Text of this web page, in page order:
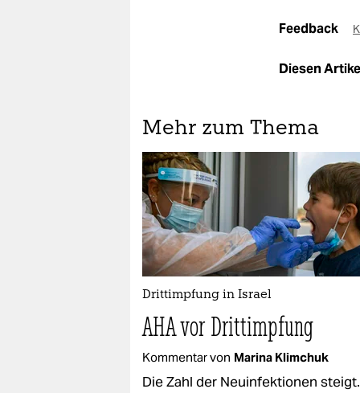
Feedback
Diesen
Mehr zum Thema
Drittimpfung in Israel
AHA vor Drittimpfung
Kommentar von Marina Klimchuk
Die Zahl der Neuinfektionen